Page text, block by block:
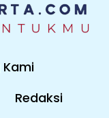
Redaksi